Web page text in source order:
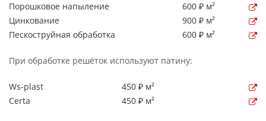
Порошковое напыление
600 ₽ м²
Цинкование
900 ₽ м²
Пескоструйная обработка
600 ₽ м²
При обработке решёток используют патину:
Ws-plast
450 ₽ м²
Certa
450 ₽ м²